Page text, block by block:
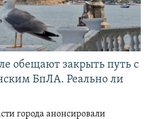
обещают закрыть путь с
БпЛА. Реально ли
города анонсировали